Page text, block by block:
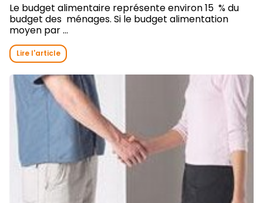
Le budget alimentaire représente environ 15 % du
budget des ménages. Si le budget alimentation
moyen par ...
Lire l'article